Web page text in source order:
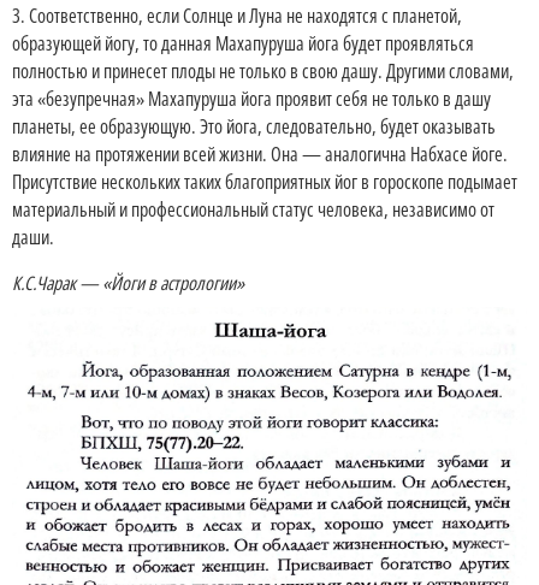
3. Соответственно, если Солнце и Луна не находятся с планетой,
образующей йогу, то данная Махапуруша йога будет проявляться
полностью и принесет плоды не только в свою дашу. Другими словами,
эта «безупречная» Махапуруша йога проявит себя не только в дашу
планеты, ее образующую. Это йога, следовательно, будет оказывать
влияние на протяжении всей жизни. Она — аналогична Набхасе йоге.
Присутствие нескольких таких благоприятных йог в гороскопе подымает
материальный и профессиональный статус человека, независимо от
даши.
К.С.Чарак — «Йоги в астрологии»